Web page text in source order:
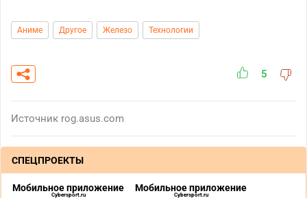
Аниме Другое Железо Технологии
5
Источник rog.asus.com
СПЕЦПРОЕКТЫ
Мобильное приложение
Cybersport.ru
Мобильное приложение
Cybersport.ru